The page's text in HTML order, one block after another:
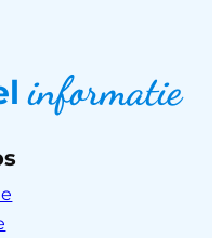
informatie